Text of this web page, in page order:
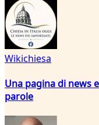
Wikichiesa
Una pagina di news
parole